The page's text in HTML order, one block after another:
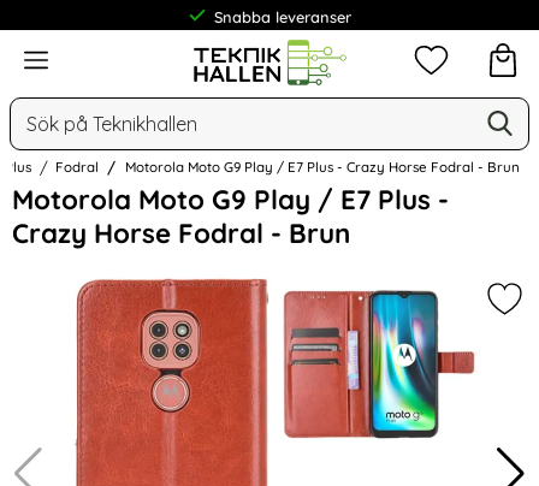
Snabba leveranser
Meny
Sök
Mina
Plus Fodral Motorola Moto G9 Play / E7 Plus - Crazy Horse Fodral - Brun
Motorola Moto G9 Play / E7 Plus -
Crazy Horse Fodral - Brun
Hoppa
över
Bilder